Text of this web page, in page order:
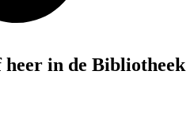
in de Bibliotheek